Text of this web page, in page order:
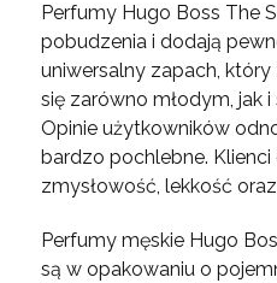
Perfumy Hugo Boss The
pobudzenia i dodają
uniwersalny zapach,
się zarówno młodym, jak
Opinie użytkowników
bardzo pochlebne. Klienci
zmysłowość, lekkość
Perfumy męskie Hugo
są w opakowaniu o